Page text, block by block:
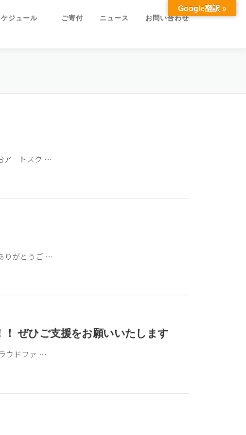
ケジュール ご寄付 ニュース お問い合わせ
アートスク …
りがとうご …
ぜひご支援をお願いいたします
ウドファ …
Google翻訳 »